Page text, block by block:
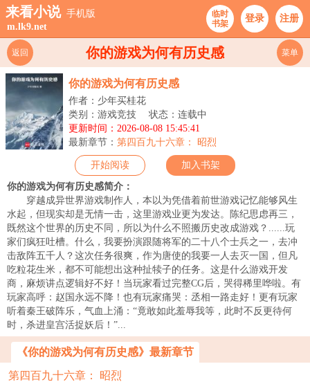
来看小说 手机版
m.lk9.net
临时
书架
登录 注册
你的游戏为何有历史感
返回 菜单
你的游戏为何有历史感
作者：少年买桂花
类别：游戏竞技
状态：连载中
更新时间：2026-08-08 15:45:41
最新章节： 第四百九十六章： 昭烈
开始阅读 加入书架
你的游戏为何有历史感简介：
穿越成异世界游戏制作人，本以为凭借着前世游戏记忆能够风生
水起，但现实却是无情一击，这里游戏业更为发达。陈纪思虑再三，
既然这个世界的历史不同，所以为什么不照搬历史改成游戏？......玩
家们疯狂吐槽。什么，我要扮演跟随将军的二十八个士兵之一，去冲
击敌阵五千人？这次任务很爽，作为唐使的我要一人去灭一国，但凡
吃粒花生米，都不可能想出这种扯犊子的任务。这是什么游戏开发
商，麻烦讲点逻辑好不好！当玩家看过完整CG后，哭得稀里哗啦。有
玩家高呼：赵国永远不降！也有玩家痛哭：丞相一路走好！更有玩家
听着秦王破阵乐，气血上涌：“竟敢如此羞辱我等，此时不反更待何
时，杀进皇宫活捉妖后！”...
《你的游戏为何有历史感》最新章节
第四百九十六章： 昭烈